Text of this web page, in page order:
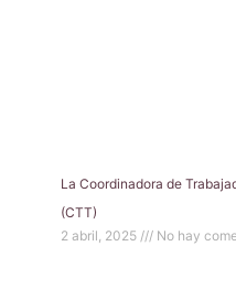
La Coordinadora de
(CTT)
2 abril, 2025
No hay